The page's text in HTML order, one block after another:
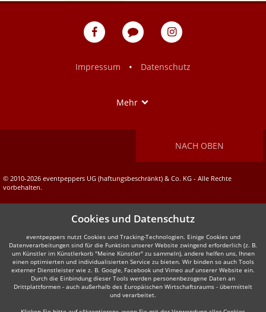
eventpeppers
Blog
eventpeppers
Impressum
• Datenschutz
Mehr
NACH OBEN
© 2010-2026 eventpeppers UG (haftungsbeschränkt) & Co. KG - Alle Rechte
vorbehalten.
Cookies und Datenschutz
eventpeppers nutzt Cookies und Tracking-Technologien. Einige Cookies und
Datenverarbeitungen sind für die Funktion unserer Website zwingend erforderlich (z. B.
um Künstler im Künstlerkorb "Meine Künstler" zu sammeln), andere helfen uns, Ihnen
einen optimierten und individualisierten Service zu bieten. Wir binden so auch Tools
externer Dienstleister wie z. B. Google, Facebook und Vimeo auf unserer Website ein.
Durch die Einbindung dieser Tools werden personenbezogene Daten an
Drittplattformen - auch außerhalb des Europäischen Wirtschaftsraums - übermittelt
und verarbeitet.